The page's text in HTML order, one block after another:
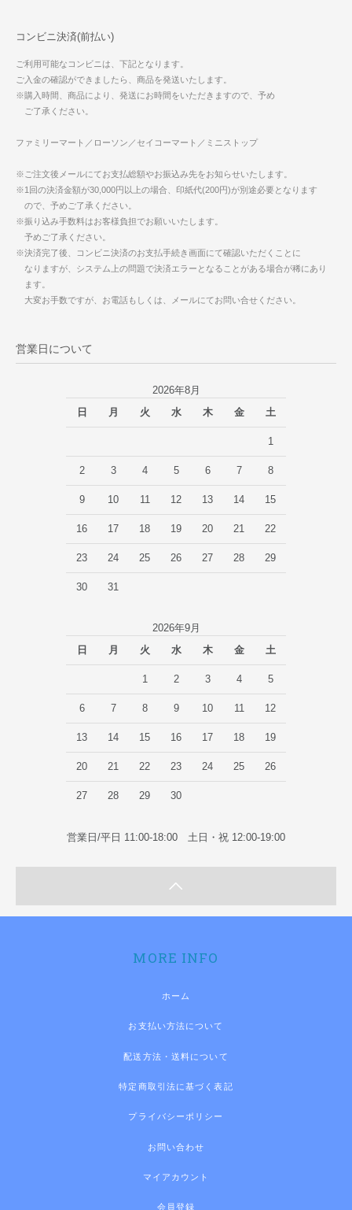
コンビニ決済(前払い)
ご利用可能なコンビニは、下記となります。
ご入金の確認ができましたら、商品を発送いたします。
※購入時間、商品により、発送にお時間をいただきますので、予め
ご了承ください。
ファミリーマート／ローソン／セイコーマート／ミニストップ
※ご注文後メールにてお支払総額やお振込み先をお知らせいたします。
※1回の決済金額が30,000円以上の場合、印紙代(200円)が別途必要となります
ので、予めご了承ください。
※振り込み手数料はお客様負担でお願いいたします。
予めご了承ください。
※決済完了後、コンビニ決済のお支払手続き画面にて確認いただくことに
なりますが、システム上の問題で決済エラーとなることがある場合が稀にあり
ます。
大変お手数ですが、お電話もしくは、メールにてお問い合せください。
営業日について
2026年8月
日
月 火 水 木 金 土
1
2 3 4 5 6 7 8
9 10 11 12 13 14 15
16 17 18 19 20 21 22
23 24 25 26 27 28 29
30 31
2026年9月
日
月 火 水 木 金 土
1 2 3 4 5
6 7 8 9 10 11 12
13 14 15 16 17 18 19
20 21 22 23 24 25 26
27 28 29 30
営業日/平日 11:00-18:00 土日・祝 12:00-19:00
MORE INFO
ホーム
お支払い方法について
配送方法・送料について
特定商取引法に基づく表記
プライバシーポリシー
お問い合わせ
マイアカウント
会員登録